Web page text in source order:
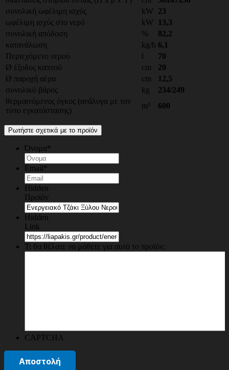
συνολική ωφέλιμη ισχύς
kW
23
ωφέλιμη ισχύς στο νερό
kW
13,3
συνολική απόδοση
%
82,2
κατανάλωση
kg/h 6,1
Περιεχόμενο νερού
l
70
Ø έξοδος καπνού
cm
20
Ø παροχή αέρα
cm
12,5
συνολικό βάρος
kg
234/249
θερμαινόμενος όγκος (ανάλογα με τον
τύπο εγκατάστασης)
m³ 600
Ρωτήστε σχετικά με το προϊόν
Όνομα*
Email*
Hidden
Προϊόν
Hidden
Link
Τι θα θέλατε να μάθετε για αυτό το προϊόν;
CAPTCHA